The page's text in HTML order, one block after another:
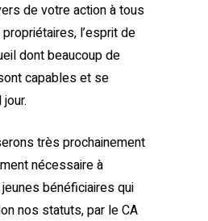
de votre action à tous
l’esprit de
dont beaucoup de
capables et se
très prochainement
nécessaire à
bénéficiaires qui
nos statuts, par le CA